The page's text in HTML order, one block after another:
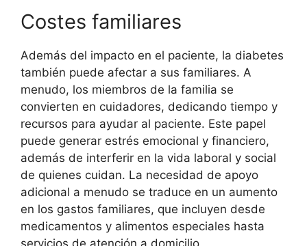
Costes familiares
Además del impacto en el paciente, la diabetes
también puede afectar a sus familiares. A
menudo, los miembros de la familia se
convierten en cuidadores, dedicando tiempo y
recursos para ayudar al paciente. Este papel
puede generar estrés emocional y financiero,
además de interferir en la vida laboral y social
de quienes cuidan. La necesidad de apoyo
adicional a menudo se traduce en un aumento
en los gastos familiares, que incluyen desde
medicamentos y alimentos especiales hasta